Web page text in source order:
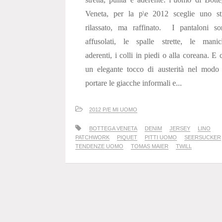
Veneta, per la p\e 2012 sceglie uno
rilassato, ma raffinato. I pantaloni
affusolati, le spalle strette, le
aderenti, i colli in piedi o alla coreana. E
un elegante tocco di austerità nel modo
portare le giacche informali e...
2012 P/E MI UOMO
BOTTEGA VENETA DENIM JERSEY
LINO
PATCHWORK
PIQUET PITTI UOMO
SEERSUCKER
TENDENZE UOMO
TOMAS MAIER TWILL